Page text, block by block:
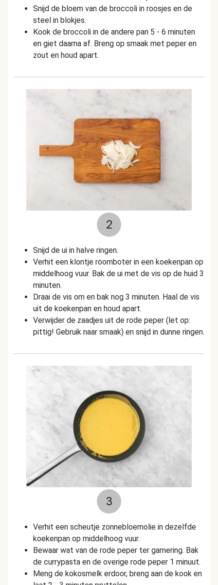
Snijd de bloem van de broccoli in roosjes en de
steel in blokjes.
Kook de broccoli in de andere pan 5 - 6 minuten
en giet daarna af. Breng op smaak met peper en
zout en houd apart.
2
Snijd de ui in halve ringen.
Verhit een klontje roomboter in een koekenpan op
middelhoog vuur. Bak de ui met de vis op de huid 3
minuten.
Draai de vis om en bak nog 3 minuten. Haal de vis
uit de koekenpan en houd apart.
Verwijder de zaadjes uit de rode peper (let op:
pittig! Gebruik naar smaak) en snijd in dunne ringen.
3
Verhit een scheutje zonnebloemolie in dezelfde
koekenpan op middelhoog vuur.
Bewaar wat van de rode peper ter garnering. Bak
de currypasta en de overige rode peper 1 minuut.
Meng de kokosmelk erdoor, breng aan de kook en